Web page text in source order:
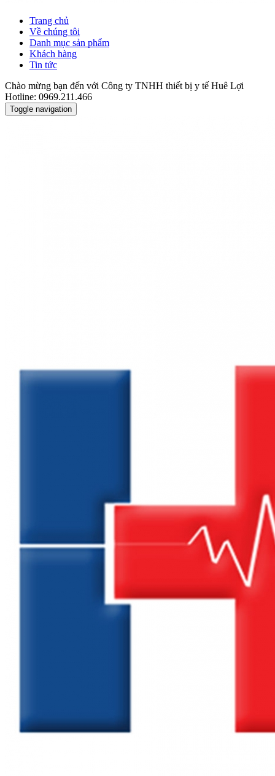
Trang chủ
Về chúng tôi
Danh mục sản phẩm
Khách hàng
Tin tức
Chào mừng bạn đến với Công ty TNHH thiết bị y tế Huê Lợi
Hotline: 0969.211.466
Toggle navigation